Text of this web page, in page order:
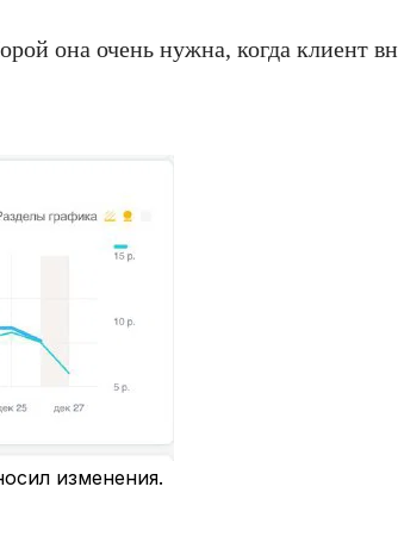
она очень нужна, когда клиент
изменения.